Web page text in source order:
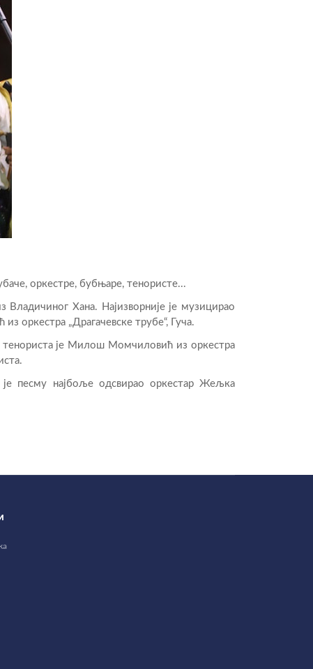
оркестре, бубњаре, тенористе...
Владичиног Хана. Најизворније је музицирао
оркестра „Драгачевске трубе“, Гуча.
тенориста је Милош Момчиловић из оркестра
песму најбоље одсвирао оркестар Жељка